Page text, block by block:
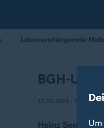
Lebensverlängernde
BGH-
12.03.2019 | 09:05
Heinz Sening